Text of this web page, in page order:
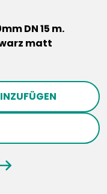
DN 15 m.
matt